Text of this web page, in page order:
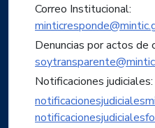
Correo Institucional:
Denuncias por actos de
Notificaciones judiciales: